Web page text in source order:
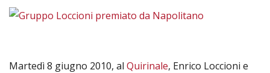
Martedì 8 giugno 2010, al Quirinale, Enrico Loccioni e